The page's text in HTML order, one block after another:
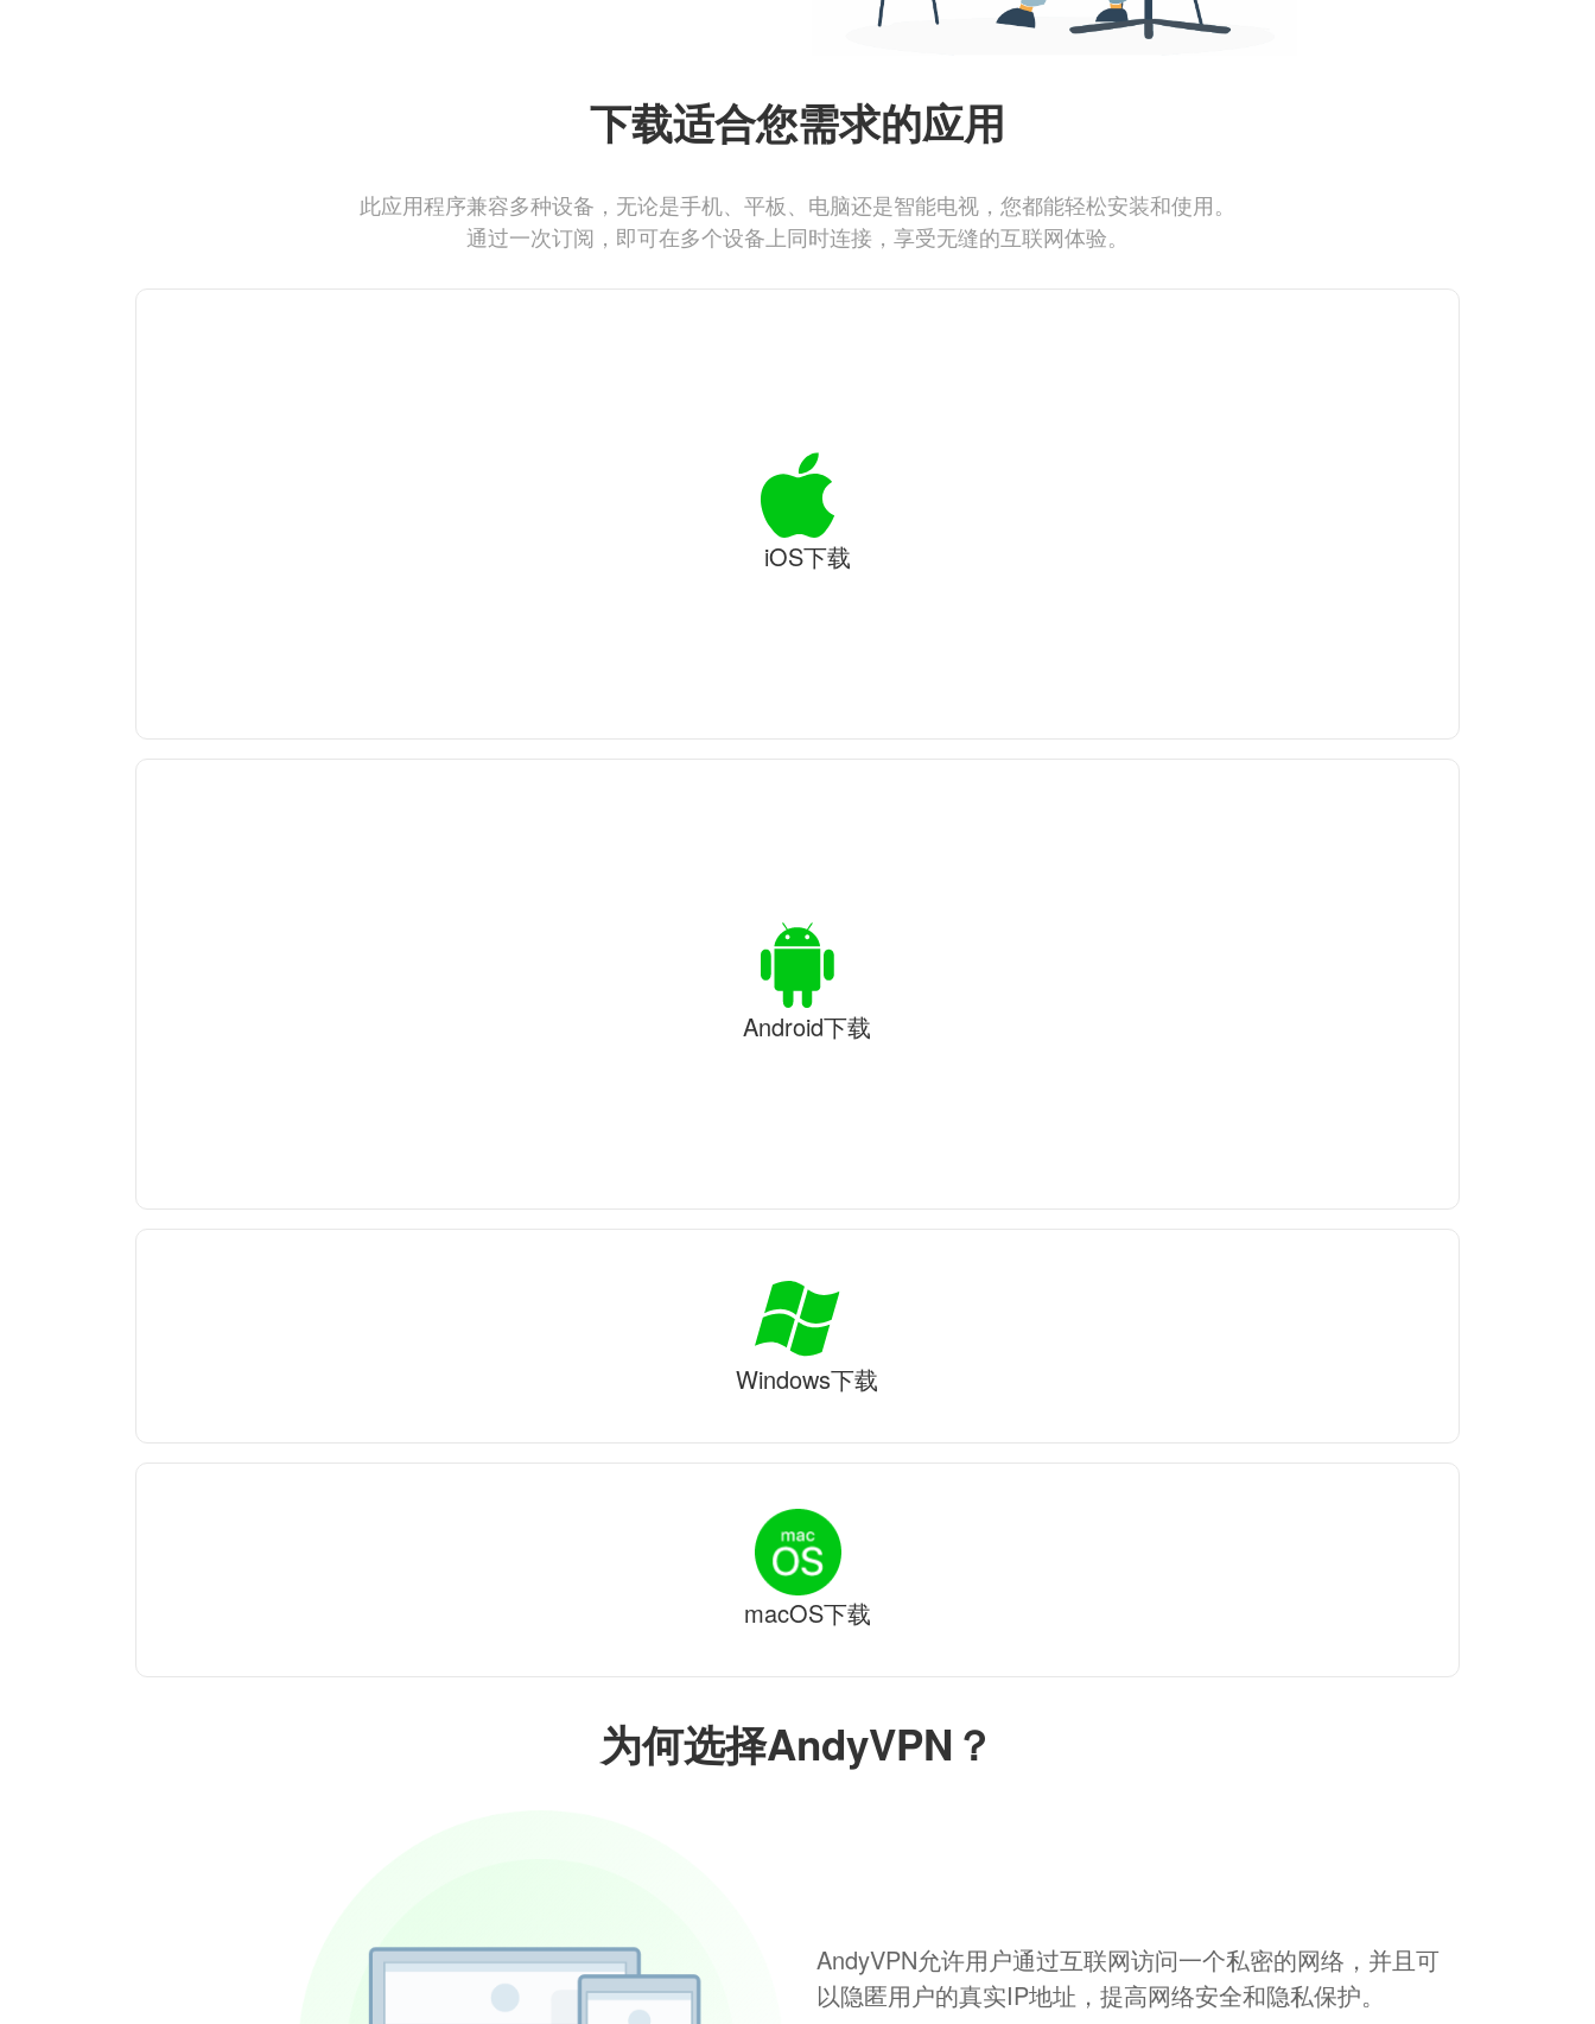
为何选择AndyVPN？
AndyVPN允许用户通过互联网访问一个私密的网络，并且可
以隐匿用户的真实IP地址，提高网络安全和隐私保护。
下载适合您需求的应用
此应用程序兼容多种设备，无论是手机、平板、电脑还是智能电视，您都能轻松安装和使用。
通过一次订阅，即可在多个设备上同时连接，享受无缝的互联网体验。
iOS下载
Android下载
Windows下载
macOS下载